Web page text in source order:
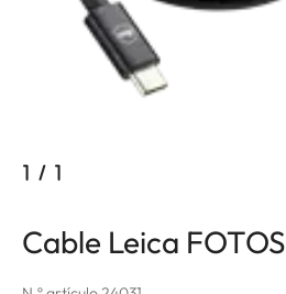
1 / 1
Cable Leica FOTOS